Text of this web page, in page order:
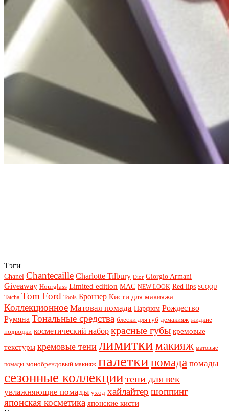
Тэги
Chanel Chantecaille Charlotte Tilbury Dior Giorgio Armani
Giveaway Hourglass Limited edition MAC NEW LOOK Red lips SUQQU
Tatcha Tom Ford Tools Бронзер Кисти для макияжа
Коллекционное Матовая помада Парфюм Рождество
Румяна Тональные средства блески для губ демакияж жидкие
подводки косметический набор красные губы кремовые
текстуры кремовые тени лимиткимакияж матовые
помады монобрендовый макияж палеткипомада помады
сезонные коллекциитени для век
увлажняющие помады уход хайлайтер шоппинг
японская косметика японские кисти